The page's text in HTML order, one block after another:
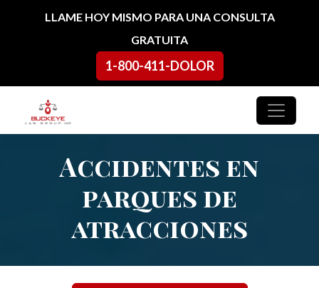
Ir al contenidoLLAME HOY MISMO PARA UNA CONSULTA
GRATUITA
1-800-411-DOLOR
Navegación principal
Accidentes en
parques de
atracciones